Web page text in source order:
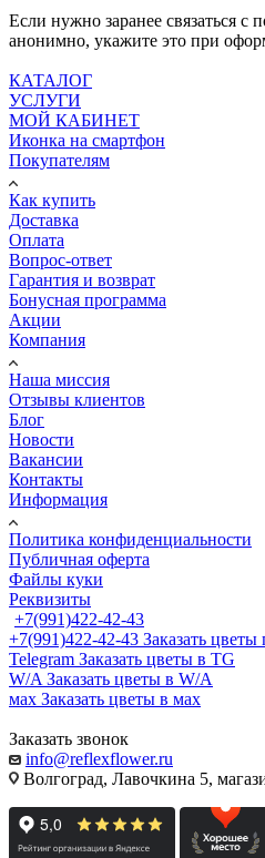
Если нужно заранее связаться с
анонимно, укажите это при
КАТАЛОГ
УСЛУГИ
МОЙ КАБИНЕТ
Иконка на смартфон
Покупателям
Как купить
Доставка
Оплата
Вопрос-ответ
Гарантия и возврат
Бонусная программа
Акции
Компания
Наша миссия
Отзывы клиентов
Блог
Новости
Вакансии
Контакты
Информация
Политика конфиденциальности
Публичная оферта
Файлы куки
Реквизиты
+7(991)422-42-43
+7(991)422-42-43 Заказать
Telegram Заказать цветы в TG
W/A Заказать цветы в W/A
мах Заказать цветы в мах
Заказать звонок
info@reflexflower.ru
Волгоград, Лавочкина 5,